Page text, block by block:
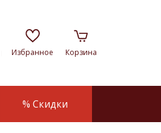
Избранное Корзина
% Скидки